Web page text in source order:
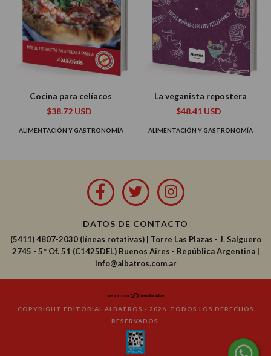
Cocina para celíacos
$38.72 USD
ALIMENTACIÓN Y GASTRONOMÍA
La veganista repostera
$48.41 USD
ALIMENTACIÓN Y GASTRONOMÍA
DATOS DE CONTACTO
(5411) 4807-2030 (líneas rotativas)| Torre Las Plazas - J. Salguero
2745 - 5° Of. 51 (C1425DEL) Buenos Aires - República Argentina |
info@albatros.com.ar
COPYRIGHT EDITORIAL ALBATROS - 2026. TODOS LOS DERECHOS
RESERVADOS.